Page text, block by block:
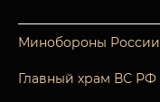
Минобороны России
Главный храм ВС РФ